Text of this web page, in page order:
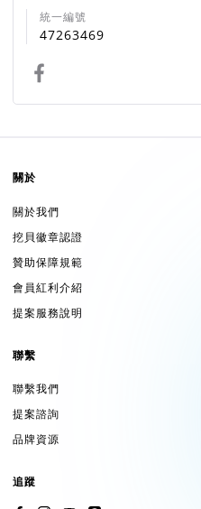
統一編號
47263469
關於
關於我們
挖貝徽章認證
贊助保障規範
會員紅利介紹
提案服務說明
聯繫
聯繫我們
提案諮詢
品牌資源
追蹤